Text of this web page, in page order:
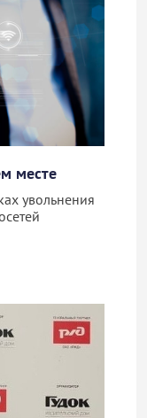
месте
увольнения